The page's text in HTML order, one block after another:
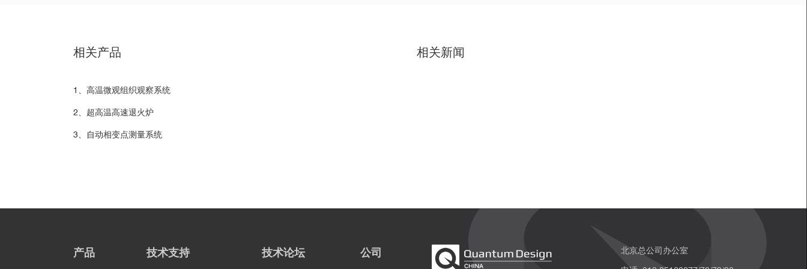
相关产品
1、高温微观组织观察系统
2、超高温高速退火炉
3、自动相变点测量系统
相关新闻
产品 技术支持 技术论坛 公司 北京总公司办公室